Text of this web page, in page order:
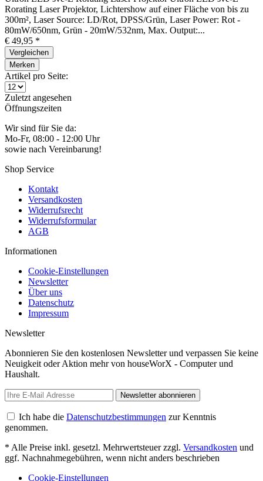
Rorating Laser Projektor, Lichtershow auf einer Fläche von bis zu
300m², Laser Source: LD/Rot, DPSS/Grün, Laser Power: Rot -
80mW/650nm, Grün - 20mW/532nm, Max. Output:...
€ 49,95 *
Vergleichen
Merken
Artikel pro Seite:
Zuletzt angesehen
Öffnungszeiten
Wir sind für Sie da:
Mo-Fr, 08:00 - 12:00 Uhr
sowie nach Vereinbarung!
Shop Service
Kontakt
Versandkosten
Widerrufsrecht
Widerrufsformular
AGB
Informationen
Cookie-Einstellungen
Newsletter
Über uns
Datenschutz
Impressum
Newsletter
Abonnieren Sie den kostenlosen Newsletter und verpassen Sie keine
Neuigkeit oder Aktion mehr von houseWorX - Computer und
Haushalt.
Newsletter abonnieren
Ich habe die Datenschutzbestimmungen zur Kenntnis
genommen.
* Alle Preise inkl. gesetzl. Mehrwertsteuer zzgl. Versandkosten und
ggf. Nachnahmegebühren, wenn nicht anders beschrieben
Cookie-Einstellungen